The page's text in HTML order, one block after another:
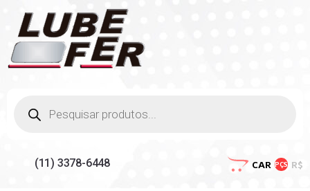
(11) 3378-6448 CAR PÇS R$